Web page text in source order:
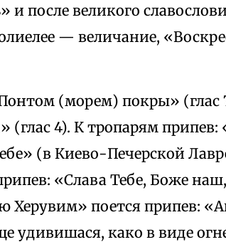
и после великого
— величание,
(морем) покры» (глас
4). К тропарям припев:
(в Киево-Печерской
«Слава Тебе, Боже наш,
Херувим» поется припев:
удивишася, како в виде